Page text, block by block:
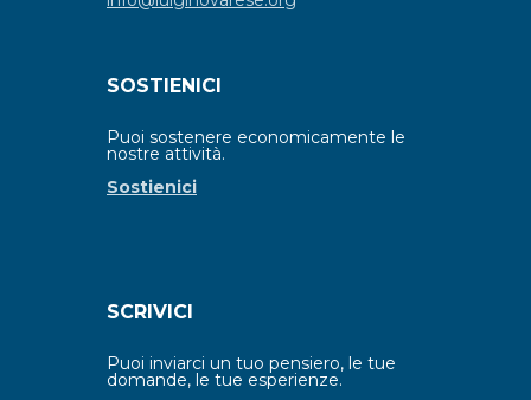
SOSTIENICI
Puoi sostenere economicamente le
nostre attività.
Sostienici
SCRIVICI
Puoi inviarci un tuo pensiero, le tue
domande, le tue esperienze.